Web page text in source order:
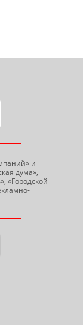
и
дума»,
«Городской